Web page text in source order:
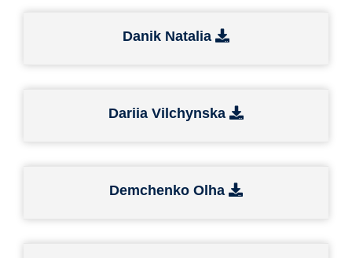
Danik Natalia
Dariia Vilchynska
Demchenko Olha